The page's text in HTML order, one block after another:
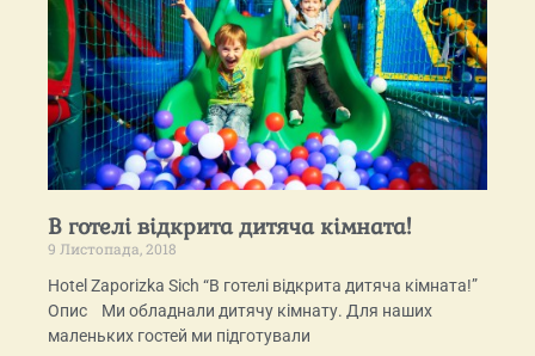
В готелі відкрита дитяча кімната!
9 Листопада, 2018
Hotel Zaporizka Sich “В готелі відкрита дитяча кімната!”
Опис Ми обладнали дитячу кімнату. Для наших
маленьких гостей ми підготували